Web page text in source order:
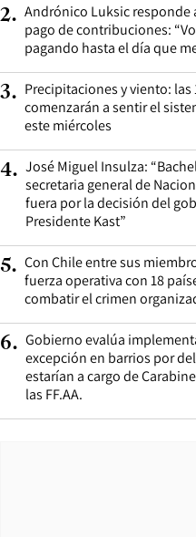
2. Andrónico Luksic
pago de contribuciones:
pagando hasta el día que
3. Precipitaciones y viento: las
comenzarán a sentir el
este miércoles
4. José Miguel Insulza:
secretaria general de
fuera por la decisión del
Presidente Kast”
5. Con Chile entre sus
fuerza operativa con 18
combatir el crimen
6. Gobierno evalúa
excepción en barrios por
estarían a cargo de
las FF.AA.